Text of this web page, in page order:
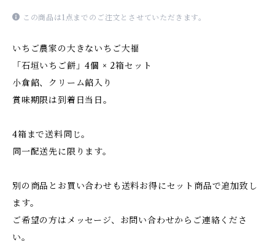
この商品は1点までのご注文とさせていただきます。
いちご農家の大きないちご大福
「石垣いちご餅」4個 × 2箱セット
小倉餡、クリーム餡入り
賞味期限は到着日当日。
4箱まで送料同じ。
同一配送先に限ります。
別の商品とお買い合わせも送料お得にセット商品で追加致し
ます。
ご希望の方はメッセージ、お問い合わせからご連絡くださ
い。